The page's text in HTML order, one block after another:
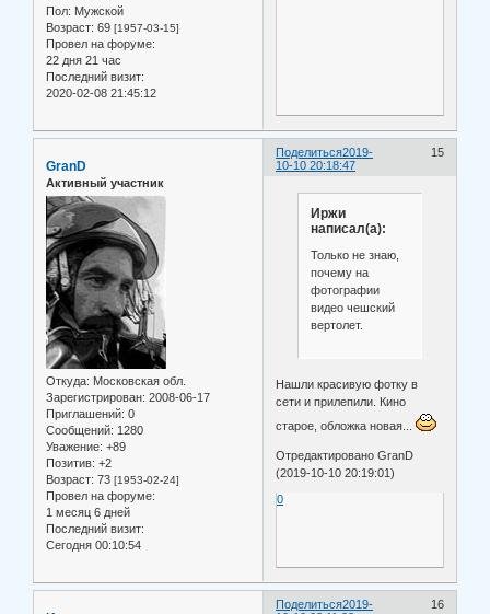
Пол: Мужской
Возраст: 69 [1957-03-15]
Провел на форуме:
22 дня 21 час
Последний визит:
2020-02-08 21:45:12
Поделиться 15
2019-
10-10 20:18:47
GranD
Активный участник
Откуда: Московская обл.
Зарегистрирован: 2008-06-17
Приглашений: 0
Сообщений: 1280
Уважение: +89
Позитив: +2
Возраст: 73 [1953-02-24]
Провел на форуме:
1 месяц 6 дней
Последний визит:
Сегодня 00:10:54
Иржи
написал(а):
Только не знаю,
почему на
фотографии
видео чешский
вертолет.
Нашли красивую фотку в
сети и прилепили. Кино
старое, обложка новая...
Отредактировано GranD
(2019-10-10 20:19:01)
0
Поделиться 16
2019-